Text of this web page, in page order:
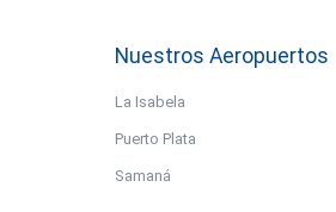
Nuestros Aeropuertos
La Isabela
Puerto Plata
Samaná